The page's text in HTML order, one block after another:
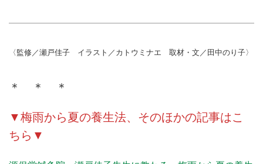
〈監修／瀬戸佳子 イラスト／カトウミナエ 取材・文／田中のり子〉
＊ ＊ ＊
▼梅雨から夏の養生法、そのほかの記事はこ
ちら▼